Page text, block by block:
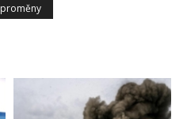
proměny